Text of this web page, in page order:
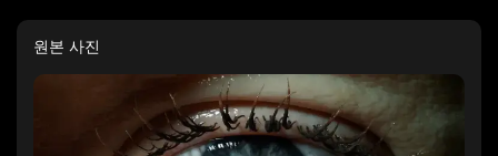
원본 사진